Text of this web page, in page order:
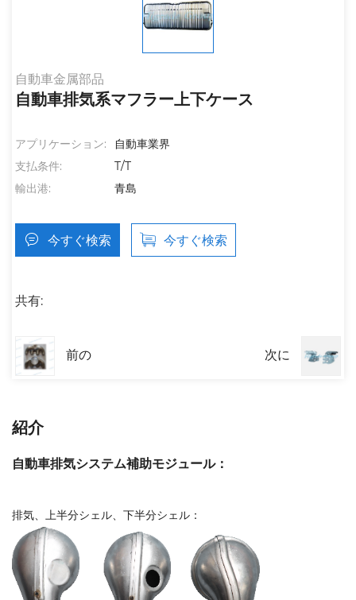
自動車金属部品
自動車排気系マフラー上下ケース
アプリケーション:
自動車業界
支払条件:
T/T
輸出港:
青島
今すぐ検索 今すぐ検索
共有:
前の 次に
紹介
自動車排気システム補助モジュール：
排気、上半分シェル、下半分シェル：